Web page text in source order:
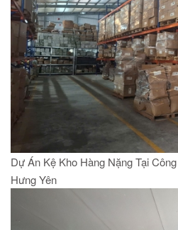
Dự Án Kệ Kho Hàng Nặng Tại
Hưng Yên